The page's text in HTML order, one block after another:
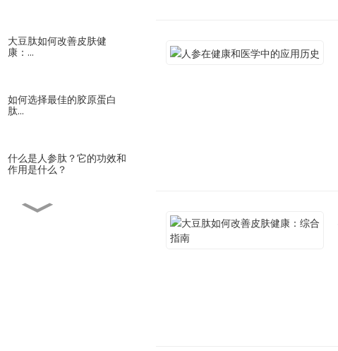
大豆肽如何改善皮肤健
康：...
如何选择最佳的胶原蛋白
肽...
什么是人参肽？它的功效和
作用是什么？